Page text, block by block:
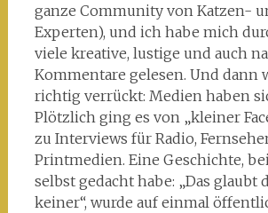
ganze Community von Katzen-
Experten), und ich habe mich
viele kreative, lustige und auch
Kommentare gelesen. Und dann
richtig verrückt: Medien haben
Plötzlich ging es von „kleiner
zu Interviews für Radio,
Printmedien. Eine Geschichte,
selbst gedacht habe: „Das glaubt
keiner“, wurde auf einmal